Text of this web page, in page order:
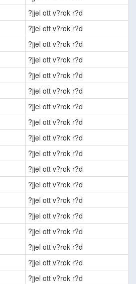
?jjel ott v?rok r?d
?jjel ott v?rok r?d
?jjel ott v?rok r?d
?jjel ott v?rok r?d
?jjel ott v?rok r?d
?jjel ott v?rok r?d
?jjel ott v?rok r?d
?jjel ott v?rok r?d
?jjel ott v?rok r?d
?jjel ott v?rok r?d
?jjel ott v?rok r?d
?jjel ott v?rok r?d
?jjel ott v?rok r?d
?jjel ott v?rok r?d
?jjel ott v?rok r?d
?jjel ott v?rok r?d
?jjel ott v?rok r?d
?jjel ott v?rok r?d